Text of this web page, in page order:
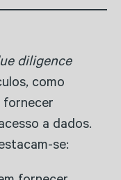
diligence
como
fornecer
a dados.
se: